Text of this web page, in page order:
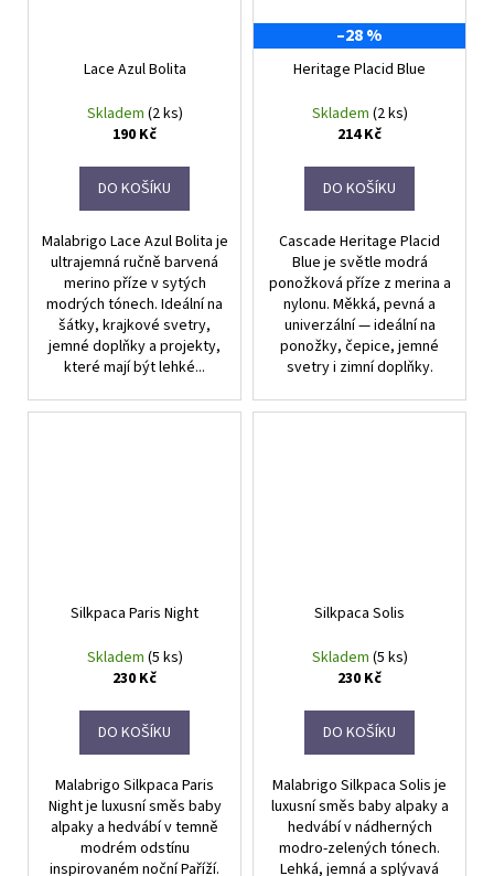
Lace Azul Bolita
Skladem (2 ks)
190 Kč
DO KOŠÍKU
Malabrigo Lace Azul Bolita je
ultrajemná ručně barvená
merino příze v sytých
modrých tónech. Ideální na
šátky, krajkové svetry,
jemné doplňky a projekty,
které mají být lehké...
–28 %
Heritage Placid Blue
Skladem (2 ks)
214 Kč
DO KOŠÍKU
Cascade Heritage Placid
Blue je světle modrá
ponožková příze z merina a
nylonu. Měkká, pevná a
univerzální — ideální na
ponožky, čepice, jemné
svetry i zimní doplňky.
Silkpaca Paris Night
Skladem (5 ks)
230 Kč
DO KOŠÍKU
Malabrigo Silkpaca Paris
Night je luxusní směs baby
alpaky a hedvábí v temně
modrém odstínu
inspirovaném noční Paříží.
Silkpaca Solis
Skladem (5 ks)
230 Kč
DO KOŠÍKU
Malabrigo Silkpaca Solis je
luxusní směs baby alpaky a
hedvábí v nádherných
modro-zelených tónech.
Lehká, jemná a splývavá